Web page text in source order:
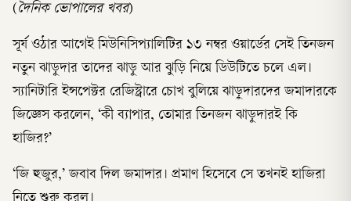
( দৈনিক ভোপালের খবর)
সূর্য ওঠার আগেই মিউনিসিপ্যালিটির ১৩ নম্বর ওয়ার্ডের সেই তিনজন
নতুন ঝাড়ুদার তাদের ঝাড়ু আর ঝুড়ি নিয়ে ডিউটিতে চলে এল।
স্যানিটারি ইন্সপেক্টর রেজিস্ট্রারে চোখ বুলিয়ে ঝাড়ুদারদের জমাদারকে
জিজ্ঞেস করলেন, ‘কী ব্যাপার, তোমার তিনজন ঝাড়ুদারই কি
হাজির?’
‘জি হুজুর,’ জবাব দিল জমাদার। প্রমাণ হিসেবে সে তখনই হাজিরা